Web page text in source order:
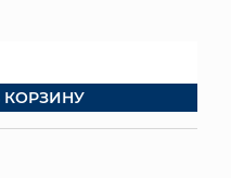
КАРТЫ
КОРЗИНУ